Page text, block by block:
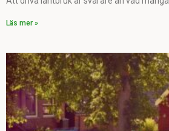
Läs mer »